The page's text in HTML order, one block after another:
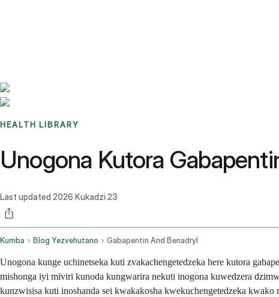
HEALTH LIBRARY
Unogona Kutora
Last updated 2026 Kukadzi 23
Kumba Blog Yezvehutano Gabapentin And Benadryl
Unogona kunge uchinetseka kuti zvakachengetedzeka here kutora
mishonga iyi miviri kunoda kungwarira nekuti inogona kuwedzera
kunzwisisa kuti inoshanda sei kwakakosha kwekuchengetedzeka kwako